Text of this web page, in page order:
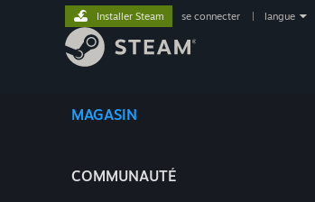
MAGASIN
COMMUNAUTÉ
Installer Steam se connecter langue